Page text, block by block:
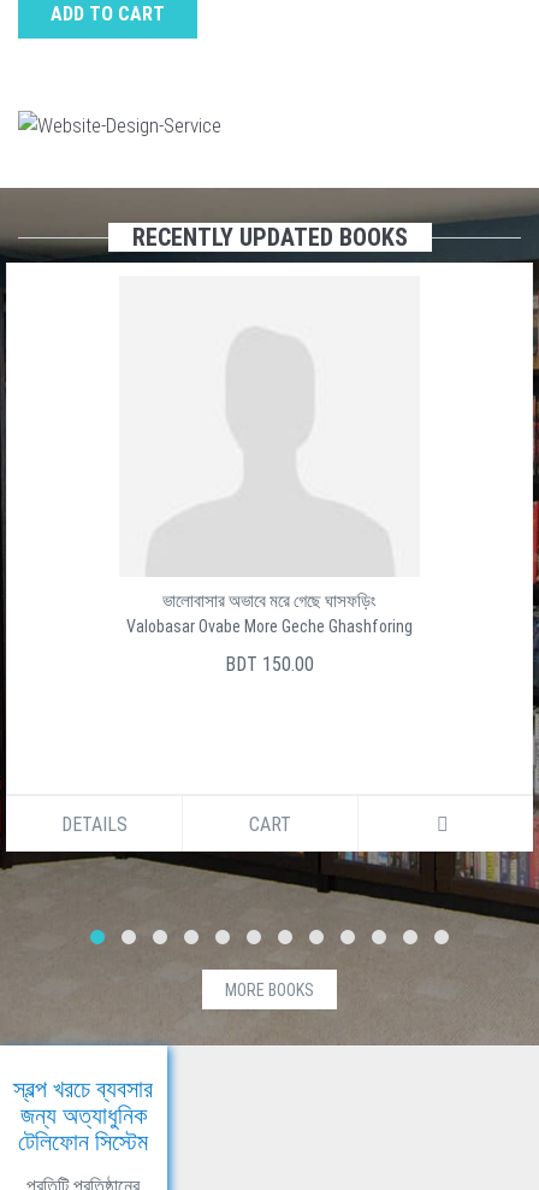
ADD TO CART
RECENTLY UPDATED BOOKS
ভালোবাসার অভাবে মরে গেছে ঘাসফড়িং
Valobasar Ovabe More Geche Ghashforing
BDT 150.00
DETAILS CART
MORE BOOKS
স্বল্প খরচে ব্যবসার
জন্য অত্যাধুনিক
টেলিফোন সিস্টেম